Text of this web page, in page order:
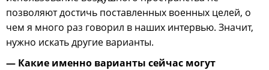
позволяют достичь поставленных военных целей, о
чем я много раз говорил в наших интервью. Значит,
нужно искать другие варианты.
— Какие именно варианты сейчас могут